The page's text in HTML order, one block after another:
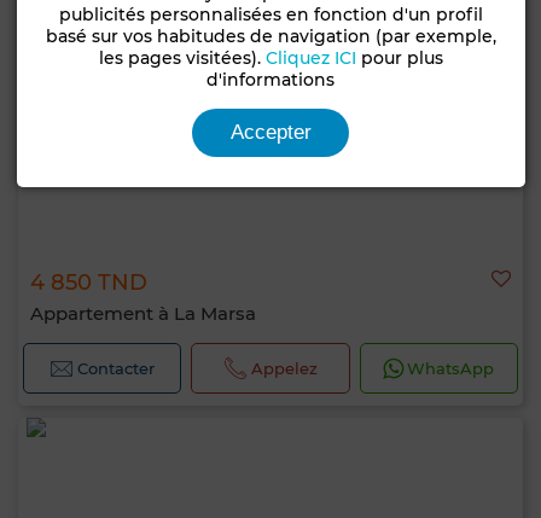
4 850 TND
Appartement à La Marsa
Contacter Appelez WhatsApp
publicités personnalisées en fonction d'un profil
basé sur vos habitudes de navigation (par exemple,
les pages visitées). Cliquez ICI pour plus
d'informations
Accepter